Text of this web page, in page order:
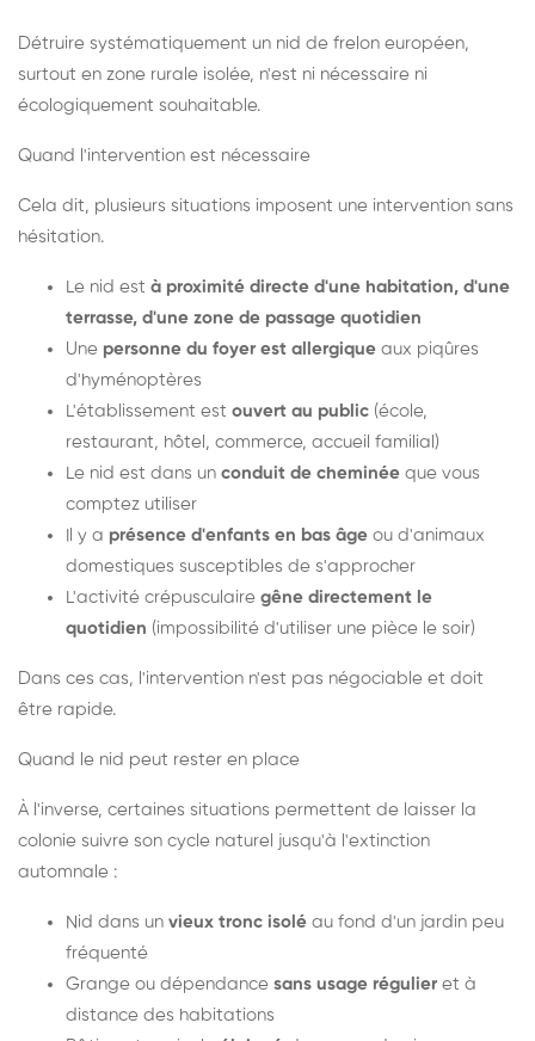
Détruire systématiquement un nid de frelon européen,
surtout en zone rurale isolée, n'est ni nécessaire ni
écologiquement souhaitable.
Quand l'intervention est nécessaire
Cela dit, plusieurs situations imposent une intervention sans
hésitation.
Le nid est à proximité directe d'une habitation, d'une
terrasse, d'une zone de passage quotidien
Une personne du foyer est allergique aux piqûres
d'hyménoptères
L'établissement est ouvert au public (école,
restaurant, hôtel, commerce, accueil familial)
Le nid est dans un conduit de cheminée que vous
comptez utiliser
Il y a présence d'enfants en bas âge ou d'animaux
domestiques susceptibles de s'approcher
L'activité crépusculaire gêne directement le
quotidien (impossibilité d'utiliser une pièce le soir)
Dans ces cas, l'intervention n'est pas négociable et doit
être rapide.
Quand le nid peut rester en place
À l'inverse, certaines situations permettent de laisser la
colonie suivre son cycle naturel jusqu'à l'extinction
automnale :
Nid dans un vieux tronc isolé au fond d'un jardin peu
fréquenté
Grange ou dépendance sans usage régulier et à
distance des habitations